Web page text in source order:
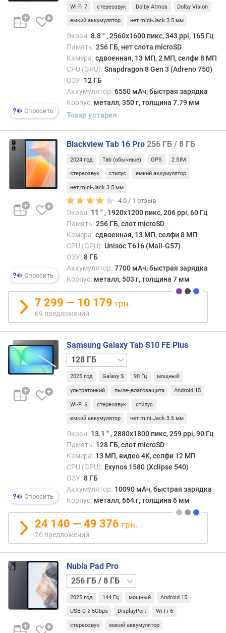
Г
ц
)
с
п
е
и
и
к
а
ц
я
а
к
с
.
о
ъ
е
Б
у
у
ч
я
Спросить
Wi-Fi 7 стереозвук Dolby Atmos Dolby Vision
емкий аккумулятор нет mini-Jack 3.5 мм
Экран: 8.8 ″ , 2560x1600 пикс, 343 ppi, 165 Гц
Память: 256 ГБ, нет слота microSD
Камера: сдвоенная, 13 МП, 2 МП, селфи 8 МП
CPU (GPU): Snapdragon 8 Gen 3 (Adreno 750)
ОЗУ: 12 ГБ
Аккумулятор: 6550 мАч, быстрая зарядка
Корпус: металл, 350 г, толщина 7.79 мм
Товар устарел
Спросить
Blackview Tab 16 Pro 256 ГБ / 8 ГБ
2024 год Tab (обычные) GPS 2 SIM
стереозвук стилус емкий аккумулятор
нет mini-Jack 3.5 мм
4.0 / 1 отзыв
Экран: 11 ″ , 1920x1200 пикс, 206 ppi, 60 Гц
Память: 256 ГБ, слот microSD
Камера: сдвоенная, 13 МП, селфи 8 МП
CPU (GPU): Unisoc T616 (Mali-G57)
ОЗУ: 8 ГБ
Аккумулятор: 7700 мАч, быстрая зарядка
Корпус: металл, 503 г, толщина 7 мм
7 299 — 10 179 грн.
69 предложений
Спросить
Samsung Galaxy Tab S10 FE Plus
128 ГБ
/
5G256 ГБ
256 ГБ
2025 год Galaxy S 90 Гц мощный
ультратонкий пыле-,влагозащита Android 15
Wi-Fi 6 стереозвук стилус
емкий аккумулятор нет mini-Jack 3.5 мм
Экран: 13.1 ″ , 2880x1800 пикс, 259 ppi, 90 Гц
Память: 128 ГБ, слот microSD
Камера: 13 МП, видео 4K, селфи 12 МП
CPU (GPU): Exynos 1580 (Xclipse 540)
ОЗУ: 8 ГБ
Аккумулятор: 10090 мАч, быстрая зарядка
Корпус: металл, 664 г, толщина 6 мм
24 140 — 49 376 грн.
26 предложений
Nubia Pad Pro
256 ГБ
/
12
ГБ512 ГБ
2025 год 144 Гц мощный Android 15
USB-C ≥ 5Gbps DisplayPort Wi-Fi 6
стереозвук емкий аккумулятор